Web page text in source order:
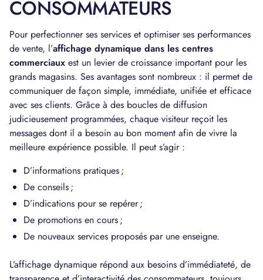
CONSOMMATEURS
Pour perfectionner ses services et optimiser ses performances
de vente, l’affichage dynamique dans les centres
commerciaux est un levier de croissance important pour les
grands magasins. Ses avantages sont nombreux : il permet de
communiquer de façon simple, immédiate, unifiée et efficace
avec ses clients. Grâce à des boucles de diffusion
judicieusement programmées, chaque visiteur reçoit les
messages dont il a besoin au bon moment afin de vivre la
meilleure expérience possible. Il peut s’agir :
D’informations pratiques ;
De conseils ;
D’indications pour se repérer ;
De promotions en cours ;
De nouveaux services proposés par une enseigne.
L’affichage dynamique répond aux besoins d’immédiateté, de